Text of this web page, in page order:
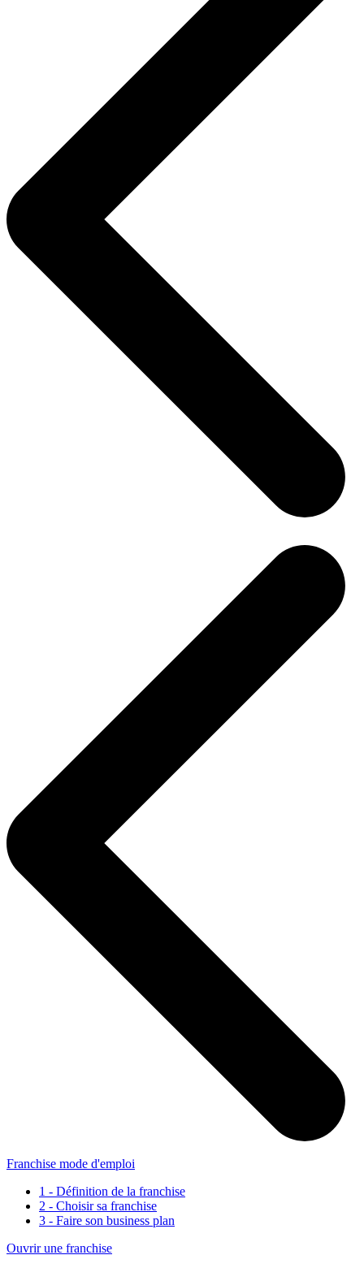
Franchise mode d'emploi
1 - Définition de la franchise
2 - Choisir sa franchise
3 - Faire son business plan
Ouvrir une franchise